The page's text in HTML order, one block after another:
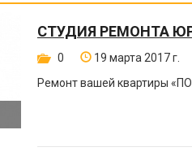
СТУДИЯ РЕМОНТА
0
19 марта 2017 г.
Ремонт вашей квартиры «